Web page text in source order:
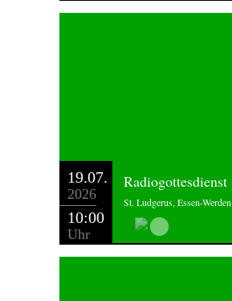
19.07.
2026
10:00
Uhr
Radiogottesdienst
St. Ludgerus, Essen-Werden